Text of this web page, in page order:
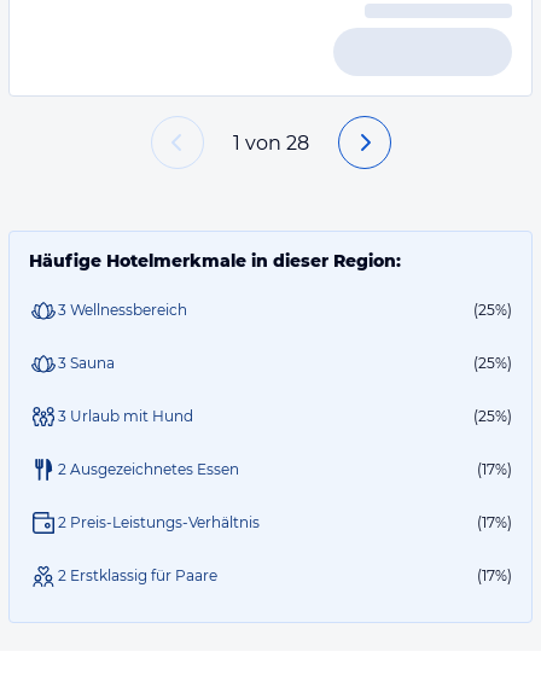
1 von 28
Häufige Hotelmerkmale in dieser Region:
3 Wellnessbereich (25%)
3 Sauna (25%)
3 Urlaub mit Hund (25%)
2 Ausgezeichnetes Essen (17%)
2 Preis-Leistungs-Verhältnis (17%)
2 Erstklassig für Paare (17%)